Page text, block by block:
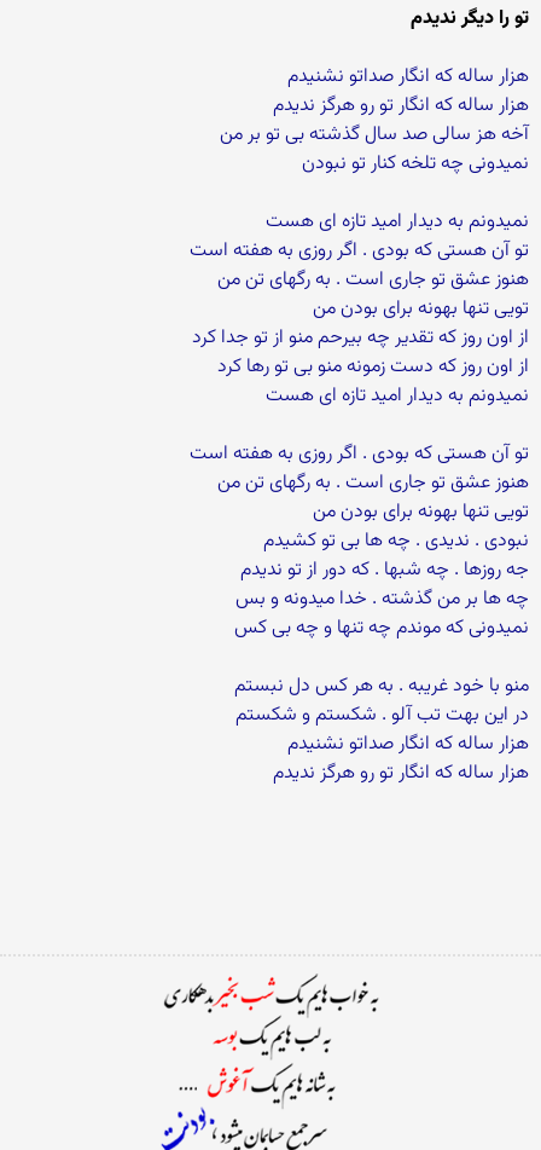
تو را دیگر ندیدم
هزار ساله که انگار صداتو نشنیدم
هزار ساله که انگار تو رو هرگز ندیدم
آخه هز سالی صد سال گذشته بی تو بر من
نمیدونی چه تلخه کنار تو نبودن
نمیدونم به دیدار امید تازه ای هست
تو آن هستی که بودی . اگر روزی به هفته است
هنوز عشق تو جاری است . به رگهای تن من
تویی تنها بهونه برای بودن من
از اون روز که تقدیر چه بیرحم منو از تو جدا کرد
از اون روز که دست زمونه منو بی تو رها کرد
نمیدونم به دیدار امید تازه ای هست
تو آن هستی که بودی . اگر روزی به هفته است
هنوز عشق تو جاری است . به رگهای تن من
تویی تنها بهونه برای بودن من
نبودی . ندیدی . چه ها بی تو کشیدم
جه روزها . چه شبها . که دور از تو ندیدم
چه ها بر من گذشته . خدا میدونه و بس
نمیدونی که موندم چه تنها و چه بی کس
منو با خود غریبه . به هر کس دل نبستم
در این بهت تب آلو . شکستم و شکستم
هزار ساله که انگار صداتو نشنیدم
هزار ساله که انگار تو رو هرگز ندیدم